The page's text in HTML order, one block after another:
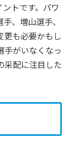
トです。パワ
、増山選手、
更も必要かもし
手がいなくなっ
采配に注目した